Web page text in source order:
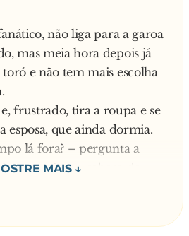
ursos desta floresta, com
primeiro desejo, pediu um
O urso ficou
um desejo assim. Era a
não liga para a garoa
mas meia hora depois já
e não tem mais escolha
frustrado, tira a roupa e se
esposa, que ainda dormia.
lá fora? – pergunta a
sem tirar a cabeça de
um toró que parece